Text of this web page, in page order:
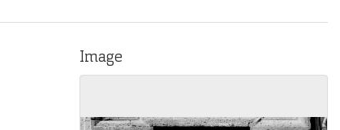
Image